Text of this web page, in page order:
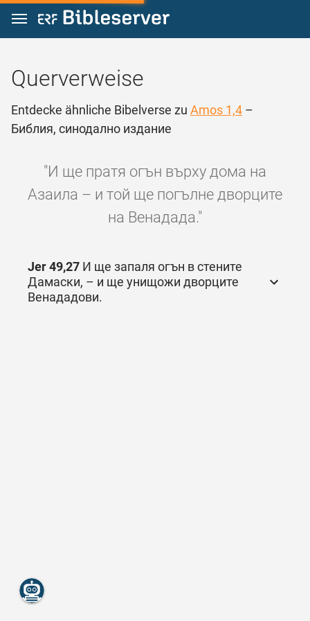
Zum Inhalt springen
Querverweise
Entdecke ähnliche Bibelverse zu Amos 1,4 –
Библия, синодално издание
"И ще пратя огън върху дома на
Азаила – и той ще погълне дворците
на Венадада."
Jer 49,27 И ще запаля огън в стените
Дамаски, – и ще унищожи дворците
Венададови.